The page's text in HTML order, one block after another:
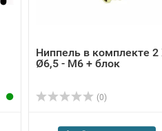
Ниппель в комплекте 2
Ø6,5 - M6 + блок
(0)